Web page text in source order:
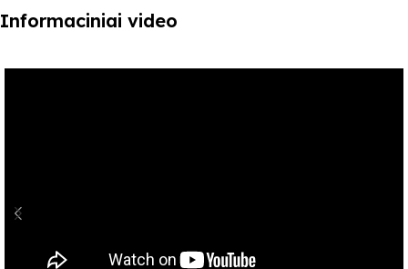
Informaciniai video